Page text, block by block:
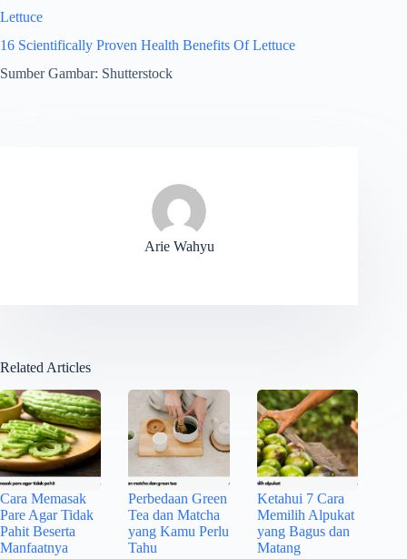
Lettuce
16 Scientifically Proven Health Benefits Of Lettuce
Sumber Gambar: Shutterstock
Arie Wahyu
Related Articles
Cara Memasak
Pare Agar Tidak
Pahit Beserta
Manfaatnya
Perbedaan Green
Tea dan Matcha
yang Kamu Perlu
Tahu
Ketahui 7 Cara
Memilih Alpukat
yang Bagus dan
Matang